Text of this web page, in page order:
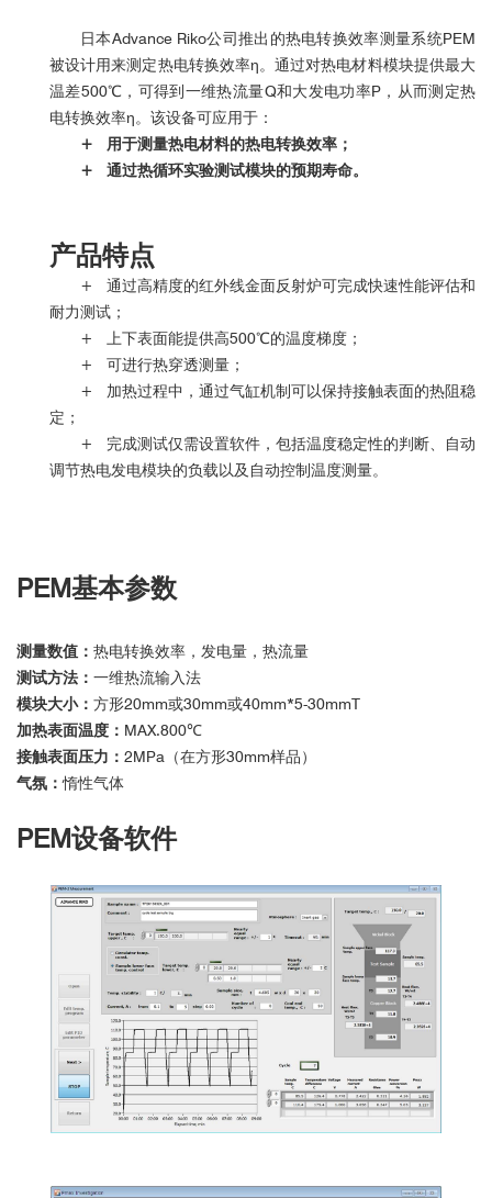
日本Advance Riko公司推出的热电转换效率测量系统PEM
被设计用来测定热电转换效率η。通过对热电材料模块提供最大
温差500℃，可得到一维热流量Q和大发电功率P，从而测定热
电转换效率η。该设备可应用于：
+ 用于测量热电材料的热电转换效率；
+ 通过热循环实验测试模块的预期寿命。
产品特点
+ 通过高精度的红外线金面反射炉可完成快速性能评估和
耐力测试；
+ 上下表面能提供高500℃的温度梯度；
+ 可进行热穿透测量；
+ 加热过程中，通过气缸机制可以保持接触表面的热阻稳
定；
+ 完成测试仅需设置软件，包括温度稳定性的判断、
自动
调节热电发电模块的负载以及自动控制温度测量。
PEM基本参数
测量数值： 热电转换效率，发电量，热流量
测试方法： 一维热流输入法
模块大小： 方形20mm或30mm或40mm*5-30mmT
加热表面温度： MAX.800℃
接触表面压力： 2MPa（在方形30mm样品）
气氛：惰性气体
PEM设备软件